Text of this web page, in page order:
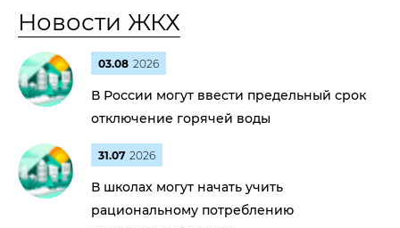
Новости ЖКХ
03.08 2026
В России могут ввести предельный срок
отключение горячей воды
31.07 2026
В школах могут начать учить
рациональному потреблению